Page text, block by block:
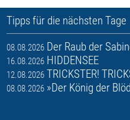
Tipps für die nächsten Tage
08.08.2026 Der Raub der
16.08.2026 HIDDENSEE
12.08.2026 TRICKSTER!
08.08.2026 »Der König der